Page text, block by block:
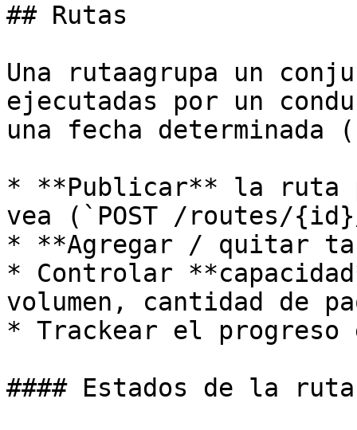
## Rutas
Una rutaagrupa un
ejecutadas por un
una fecha
* **Publicar** la ruta
vea (`POST /routes/
* **Agregar / quitar
* Controlar
volumen, cantidad de
* Trackear el progreso
#### Estados de la ruta